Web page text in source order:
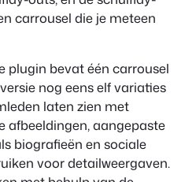
carrousel die je meteen
plugin bevat één carrousel
nog eens elf variaties
laten zien met
afbeeldingen, aangepaste
biografieën en sociale
voor detailweergaven.